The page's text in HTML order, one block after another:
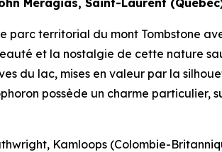
parc territorial du mont Tombstone
et la nostalgie de cette nature
du lac, mises en valeur par la
possède un charme particulier,
Kamloops (Colombie-